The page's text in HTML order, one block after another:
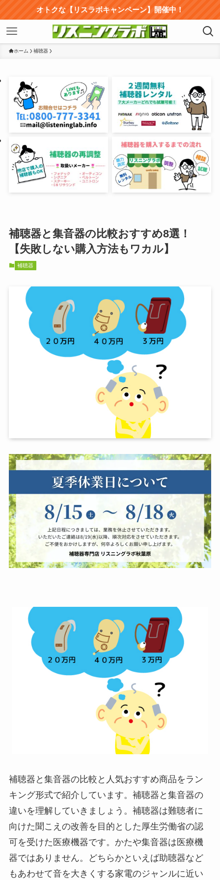
オトクな【リスラボキャンペーン】開催中！
ホーム 補聴器
補聴器と集音器の比較おすすめ8選！
【失敗しない購入方法もワカル】
補聴器
補聴器と集音器の比較と人気おすすめ商品をラン
キング形式で紹介しています。補聴器と集音器の
違いを理解していきましょう。補聴器は難聴者に
向けた聞こえの改善を目的とした厚生労働省の認
可を受けた医療機器です。かたや集音器は医療機
器ではありません。どちらかといえば助聴器など
もあわせて音を大きくする家電のジャンルに近い